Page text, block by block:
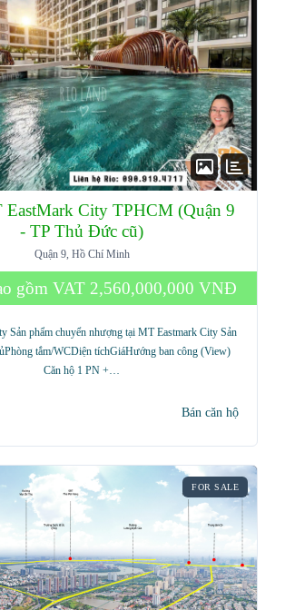
EastMark City TPHCM (Quận 9
- TP Thủ Đức cũ)
Quận 9, Hồ Chí Minh
gồm VAT 2,560,000,000 VNĐ
Sản phẩm chuyển nhượng tại MT Eastmark City Sản
tắm/WCDiện tíchGiáHướng ban công (View)
Căn hộ 1 PN +…
Bán căn hộ
FOR SALE